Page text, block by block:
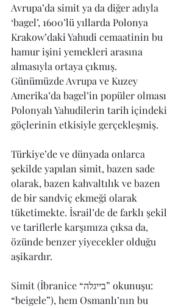
Avrupa’da simit ya da diğer adıyla
‘bagel’, 1600’lü yıllarda Polonya
Krakow’daki Yahudi cemaatinin bu
hamur işini yemekleri arasına
almasıyla ortaya çıkmış.
Günümüzde Avrupa ve Kuzey
Amerika’da bagel’in popüler olması
Polonyalı Yahudilerin tarih içindeki
göçlerinin etkisiyle gerçekleşmiş.
Türkiye’de ve dünyada onlarca
şekilde yapılan simit, bazen sade
olarak, bazen kahvaltılık ve bazen
de bir sandviç ekmeği olarak
tüketimekte. İsrail’de de farklı şekil
ve tariflerle karşımıza çıksa da,
özünde benzer yiyecekler olduğu
aşikardır.
Simit (İbranice “בייגלה” okunuşu:
“beigele”), hem Osmanlı’nın bu